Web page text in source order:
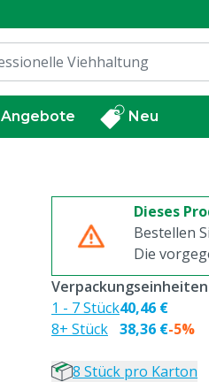
Angebote Neu
Dieses
Bestellen
Die
1 - 7 Stück
8+ Stück
40,46 €
38,36 €-5%
8 Stück pro Karton